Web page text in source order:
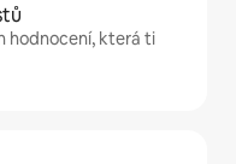
hodnocení, která ti